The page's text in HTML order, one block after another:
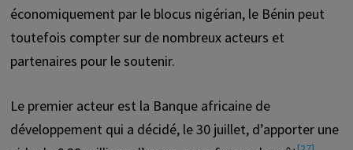
économiquement par le blocus nigérian, le Bénin peut
toutefois compter sur de nombreux acteurs et
partenaires pour le soutenir.
Le premier acteur est la Banque africaine de
développement qui a décidé, le 30 juillet, d’apporter une